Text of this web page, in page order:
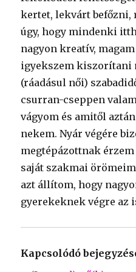
kertet, lekvárt befőzni,
úgy, hogy mindenki
nagyon kreatív,
igyekszem kiszorítani
(ráadásul női)
csurran-cseppen
vágyom és amitől
nekem. Nyár végére
megtépázottnak
saját szakmai
azt állítom, hogy
gyerekeknek végre az
Kapcsolódó